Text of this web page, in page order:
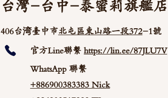
台灣-台中-泰蜜莉旗艦店
406台湾臺中市北屯區東山路一段372-1號
官方Line聯繫https://lin.ee/87JLU7V
WhatsApp 聯繫
+886900383383 Nick